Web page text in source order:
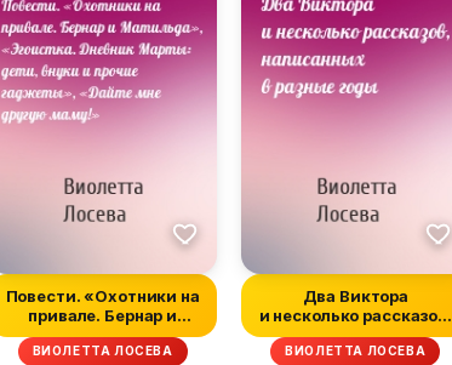
Повести. «Охотники на
привале. Бернар и
Матильда»,...
ВИОЛЕТТА ЛОСЕВА
Два Виктора
и несколько рассказов,
написанных в ра...
ВИОЛЕТТА ЛОСЕВА